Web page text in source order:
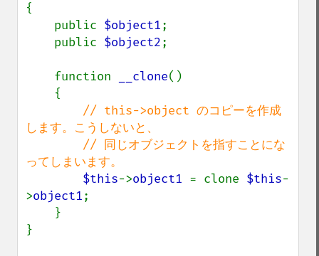
{
    public
$object1;
    public
$object2;
    function
__clone()
// this->object のコピーを作成
します。こうしないと、
ってしまいます。
$this->object1 = clone $this-
>object1;
}